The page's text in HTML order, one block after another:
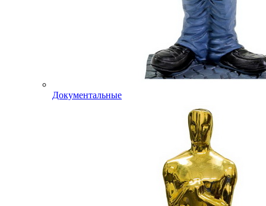
Документальные